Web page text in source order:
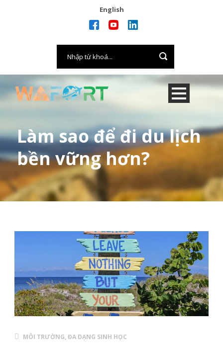
English
Làm sao để đi du lịch
bền vững hơn?
MÔI TRƯỜNG, ĐA DẠNG SINH HỌC